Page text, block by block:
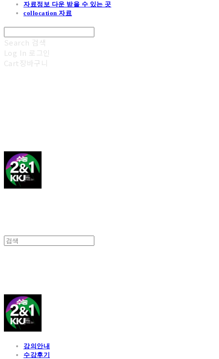
자료정보 다운 받을 수 있는 곳
collocation 자료
Search 검색
Log In 로그인
Cart장바구니
강의안내
수강후기